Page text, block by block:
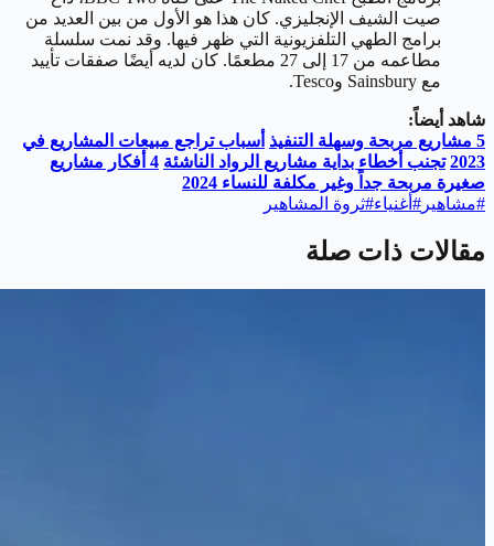
صيت الشيف الإنجليزي. كان هذا هو الأول من بين العديد من
برامج الطهي التلفزيونية التي ظهر فيها. وقد نمت سلسلة
مطاعمه من 17 إلى 27 مطعمًا. كان لديه أيضًا صفقات تأييد
مع Sainsbury وTesco.
شاهد أيضاً:
5 مشاريع مربحة وسهلة التنفيذ أسباب تراجع مبيعات المشاريع في
2023 تجنب أخطاء بداية مشاريع الرواد الناشئة 4 أفكار مشاريع
صغيرة مربحة جداً وغير مكلفة للنساء 2024
#مشاهير # أغنياء#ثروة المشاهير
مقالات ذات صلة